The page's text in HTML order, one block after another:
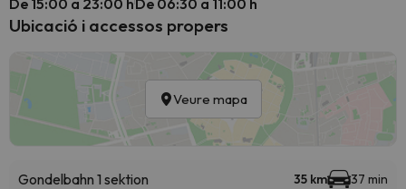
De 15:00 a 23:00 hDe 06:30 a 11:00 h
Ubicació i accessos propers
Veure mapa
Gondelbahn 1 sektion 35 km 37 min